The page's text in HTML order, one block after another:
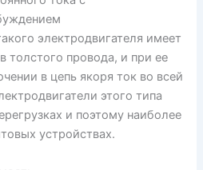
электродвигателя имеет
толстого провода, и при ее
в цепь якоря ток во всей
этого типа
и поэтому наиболее
устройствах.